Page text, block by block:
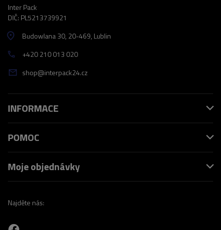
Inter Pack
DIČ: PL5213739921
Budowlana 30, 20-469, Lublin
+420 210 013 020
shop@interpack24.cz
INFORMACE
POMOC
Moje objednávky
Najděte nás: